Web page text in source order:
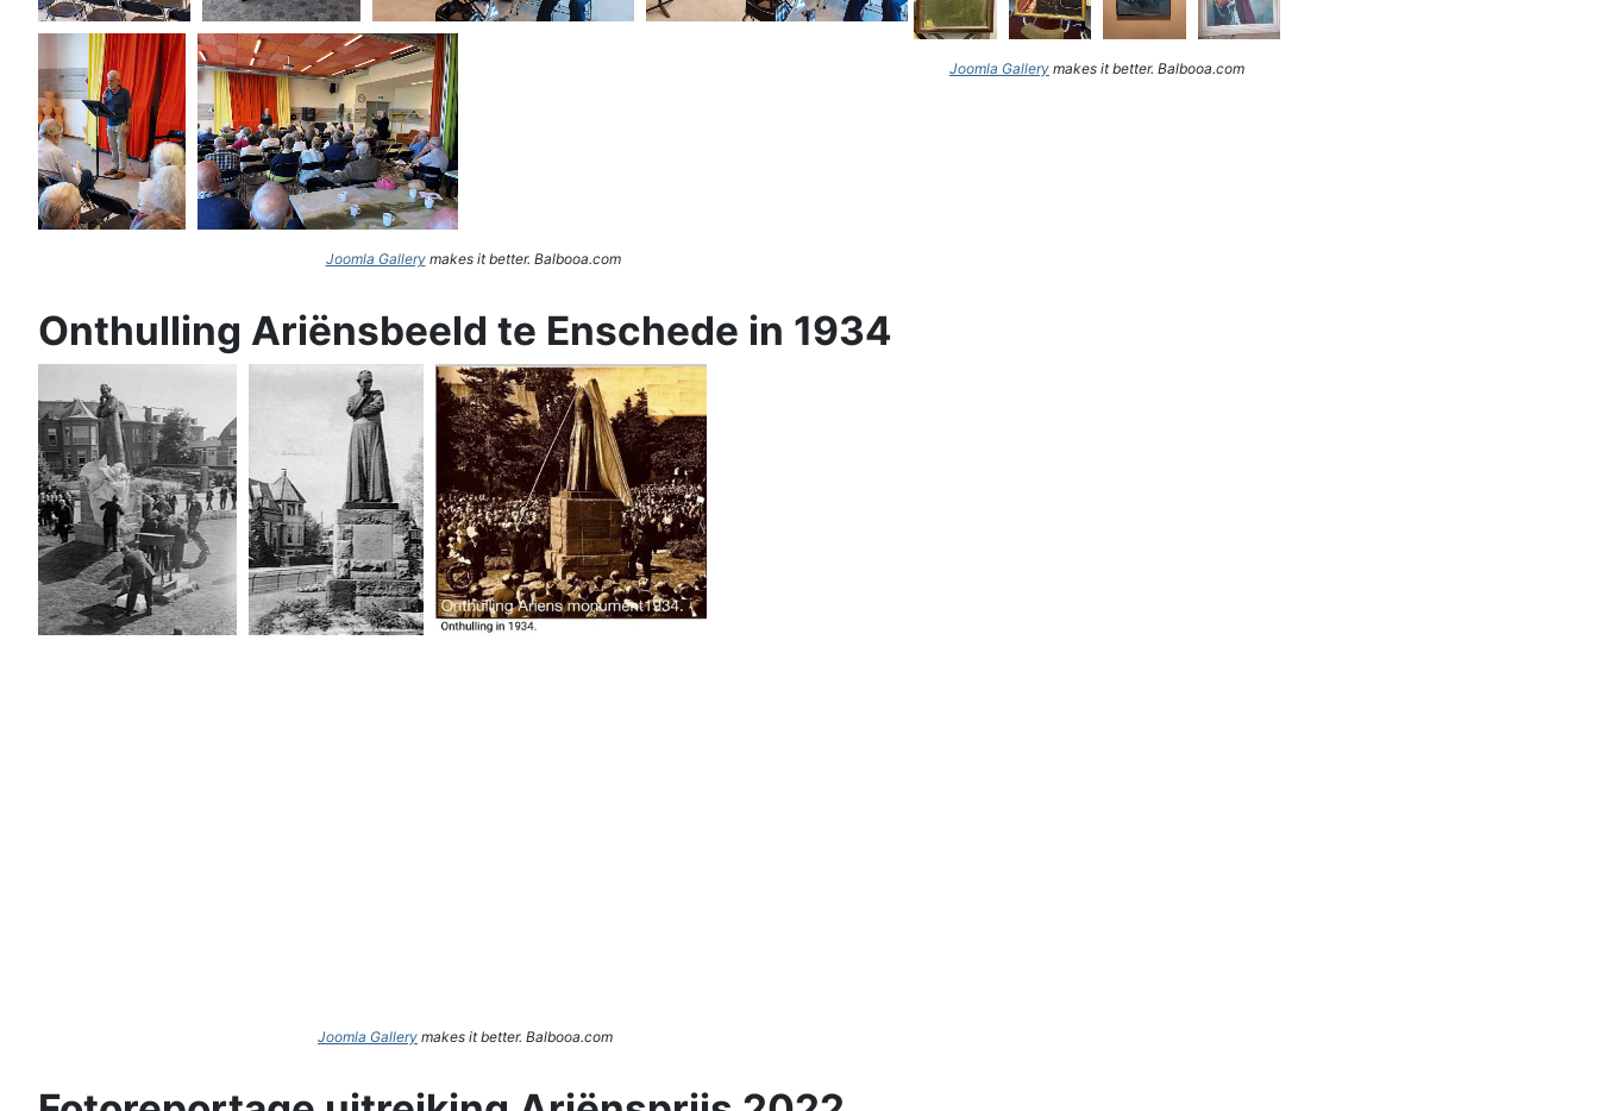
Joomla Gallerymakes it better. Balbooa.com
Joomla Gallery makes it better. Balbooa.com
Onthulling Ariënsbeeld te Enschede in 1934
Joomla Gallery makes it better. Balbooa.com